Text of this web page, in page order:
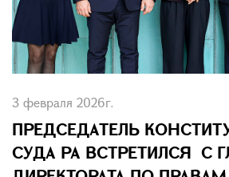
3 февраля 2026г.
ПРЕДСЕДАТЕЛЬ
СУДА РА ВСТРЕТИЛСЯ С